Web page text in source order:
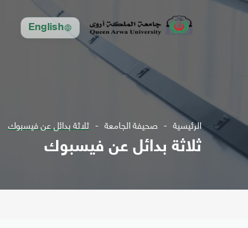
English
الرئيسية صحيفة الجامعة ثلاثة بدائل عن فيسبوك
ثلاثة بدائل عن فيسبوك